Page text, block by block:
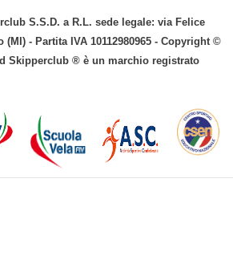
S.S.D. a R.L. sede legale: via Felice
(MI) - Partita IVA 10112980965 - Copyright ©
Skipperclub ® è un marchio registrato